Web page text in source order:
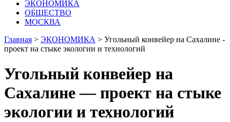
ЭКОНОМИКА
ОБЩЕСТВО
МОСКВА
Главная > ЭКОНОМИКА > Угольный конвейер на Сахалине -
проект на стыке экологии и технологий
Угольный конвейер на
Сахалине — проект на стыке
экологии и технологий